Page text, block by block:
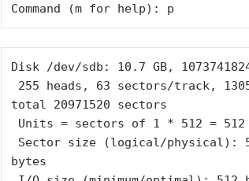
Command (m for help): p
Disk /dev/sdb: 10.7 GB,
total 20971520 sectors
bytes